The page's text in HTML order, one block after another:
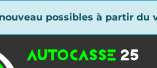
possibles à partir du